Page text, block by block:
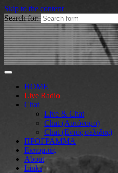
Skip to the content
Search for:
HOME
Live Radio
Chat
Live & Chat
Chat (Αυτόνομο)
Chat (Εντός σελίδας)
ΠΡΟΓΡΑΜΜΑ
Εκπομπές
About
Links